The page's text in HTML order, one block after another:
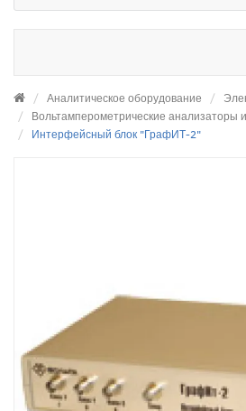
Аналитическое оборудование
Вольтамперометрические анализаторы
Интерфейсный блок "ГрафИТ-2"